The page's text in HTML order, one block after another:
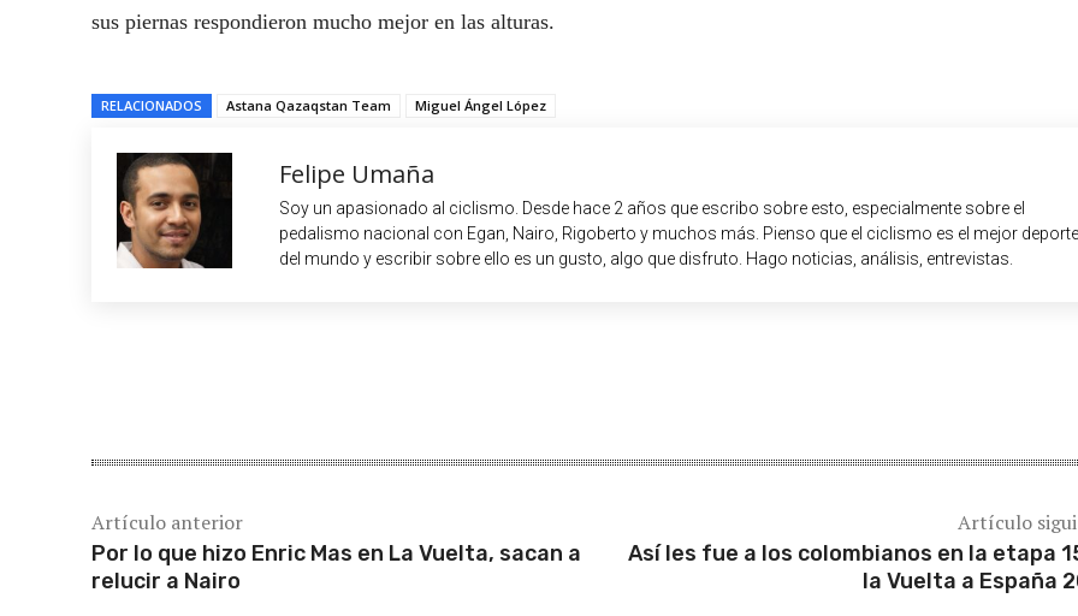
sus piernas respondieron mucho mejor en las alturas.
RELACIONADOS Astana Qazaqstan Team Miguel Ángel López
Felipe Umaña
Soy un apasionado al ciclismo. Desde hace 2 años que escribo sobre esto, especialmente sobre el
pedalismo nacional con Egan, Nairo, Rigoberto y muchos más. Pienso que el ciclismo es el mejor deporte
del mundo y escribir sobre ello es un gusto, algo que disfruto. Hago noticias, análisis, entrevistas.
Artículo anterior
Por lo que hizo Enric Mas en La Vuelta, sacan a
relucir a Nairo
Artículo
Así les fue a los colombianos en la etapa
la Vuelta a España